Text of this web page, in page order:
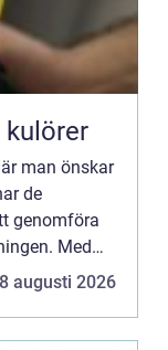
kulörer
man önskar
de
genomföra
Med
augusti 2026